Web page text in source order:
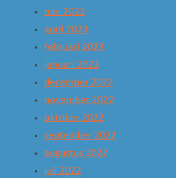
mei 2023
april 2023
februari 2023
januari 2023
december 2022
november 2022
oktober 2022
september 2022
augustus 2022
juli 2022